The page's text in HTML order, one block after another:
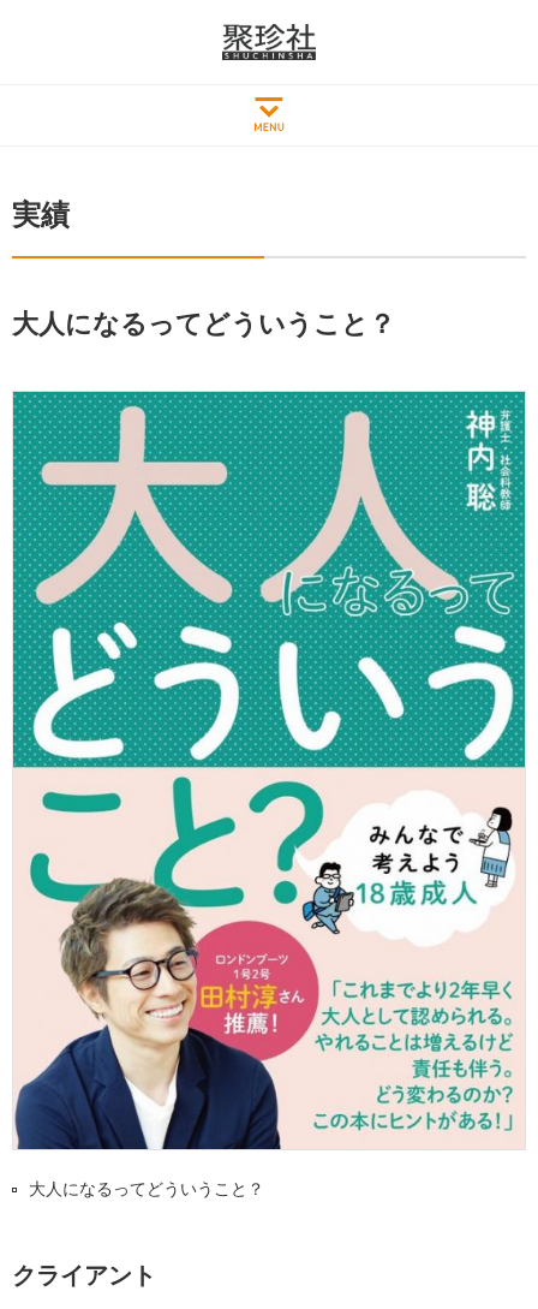
実績
大人になるってどういうこと？
大人になるってどういうこと？
クライアント